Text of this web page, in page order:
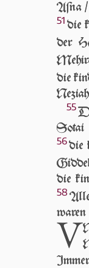
Aſna
51 die
der
die
55
Sotai
56die
die
58
waren
V